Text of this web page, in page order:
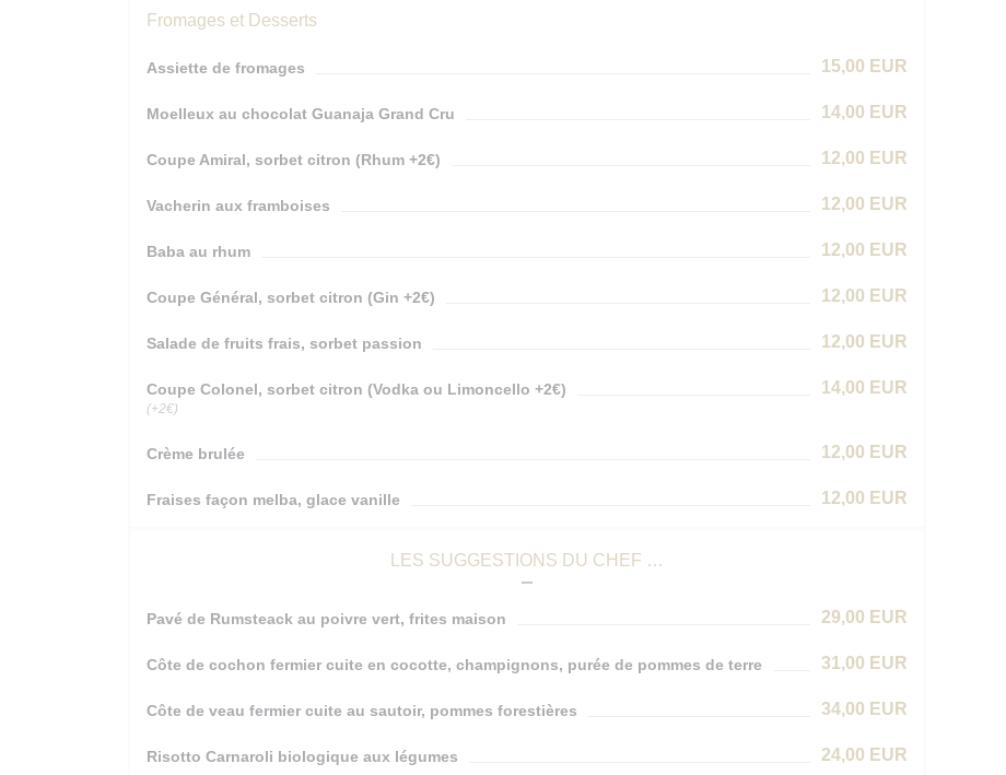
Fromages et Desserts
Assiette de fromages 15,00 EUR
Moelleux au chocolat Guanaja Grand Cru 14,00 EUR
Coupe Amiral, sorbet citron (Rhum +2€) 12,00 EUR
Vacherin aux framboises 12,00 EUR
Baba au rhum 12,00 EUR
Coupe Général, sorbet citron (Gin +2€) 12,00 EUR
Salade de fruits frais, sorbet passion 12,00 EUR
Coupe Colonel, sorbet citron (Vodka ou Limoncello +2€) 14,00 EUR
(+2€)
Crème brulée 12,00 EUR
Fraises façon melba, glace vanille 12,00 EUR
LES SUGGESTIONS DU CHEF …
Pavé de Rumsteack au poivre vert, frites maison 29,00 EUR
Côte de cochon fermier cuite en cocotte, champignons, purée de pommes de terre 31,00 EUR
Côte de veau fermier cuite au sautoir, pommes forestières 34,00 EUR
Risotto Carnaroli biologique aux légumes 24,00 EUR